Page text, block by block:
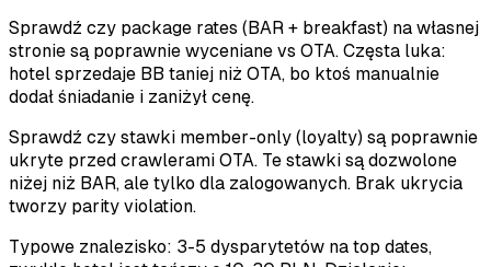
Sprawdź czy package rates (BAR + breakfast) na własnej
stronie są poprawnie wyceniane vs OTA. Częsta luka:
hotel sprzedaje BB taniej niż OTA, bo ktoś manualnie
dodał śniadanie i zaniżył cenę.
Sprawdź czy stawki member-only (loyalty) są poprawnie
ukryte przed crawlerami OTA. Te stawki są dozwolone
niżej niż BAR, ale tylko dla zalogowanych. Brak ukrycia
tworzy parity violation.
Typowe znalezisko: 3-5 dysparytetów na top dates,